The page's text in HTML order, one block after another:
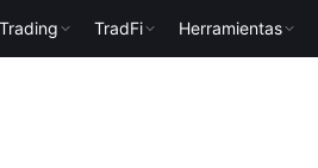
Trading TradFi Herramientas